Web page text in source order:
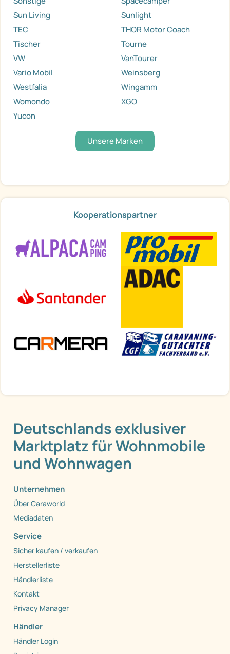
Sun Living
Sunlight
TEC
THOR Motor Coach
Tischer
Tourne
VW
VanTourer
Vario Mobil
Weinsberg
Westfalia
Wingamm
Womondo
XGO
Yucon
Unsere Marken
Kooperationspartner
Deutschlands exklusiver
Marktplatz für Wohnmobile
und Wohnwagen
Unternehmen
Über Caraworld
Mediadaten
Service
Sicher kaufen / verkaufen
Herstellerliste
Händlerliste
Kontakt
Privacy Manager
Händler
Händler Login